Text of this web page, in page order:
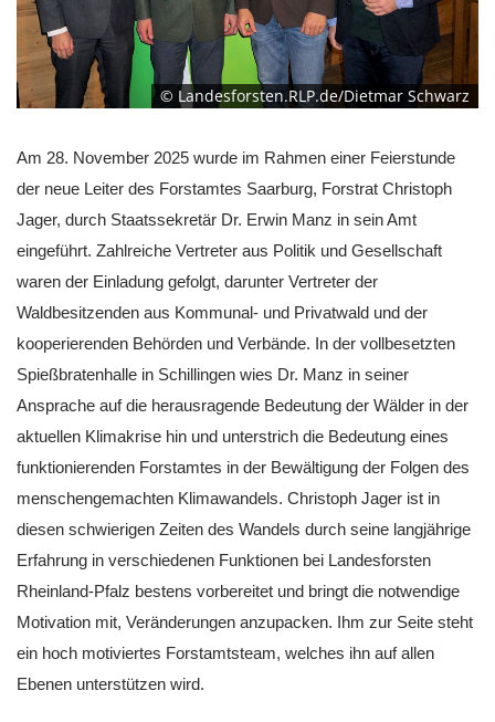
© Landesforsten.RLP.de/Dietmar Schwarz
Am 28. November 2025 wurde im Rahmen einer Feierstunde
der neue Leiter des Forstamtes Saarburg, Forstrat Christoph
Jager, durch Staatssekretär Dr. Erwin Manz in sein Amt
eingeführt. Zahlreiche Vertreter aus Politik und Gesellschaft
waren der Einladung gefolgt, darunter Vertreter der
Waldbesitzenden aus Kommunal- und Privatwald und der
kooperierenden Behörden und Verbände. In der vollbesetzten
Spießbratenhalle in Schillingen wies Dr. Manz in seiner
Ansprache auf die herausragende Bedeutung der Wälder in der
aktuellen Klimakrise hin und unterstrich die Bedeutung eines
funktionierenden Forstamtes in der Bewältigung der Folgen des
menschengemachten Klimawandels. Christoph Jager ist in
diesen schwierigen Zeiten des Wandels durch seine langjährige
Erfahrung in verschiedenen Funktionen bei Landesforsten
Rheinland-Pfalz bestens vorbereitet und bringt die notwendige
Motivation mit, Veränderungen anzupacken. Ihm zur Seite steht
ein hoch motiviertes Forstamtsteam, welches ihn auf allen
Ebenen unterstützen wird.